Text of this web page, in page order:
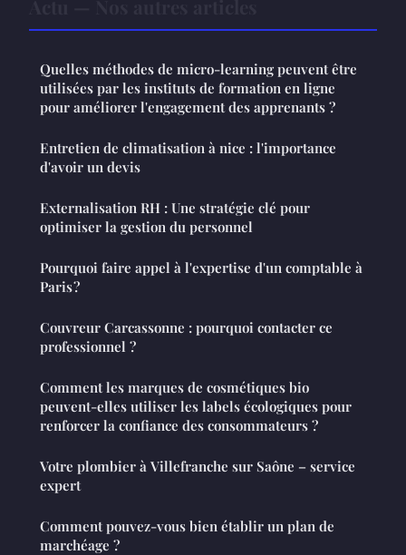
Quelles méthodes de micro-learning peuvent être
utilisées par les instituts de formation en ligne
pour améliorer l'engagement des apprenants ?
Entretien de climatisation à nice : l'importance
d'avoir un devis
Externalisation RH : Une stratégie clé pour
optimiser la gestion du personnel
Pourquoi faire appel à l'expertise d'un comptable à
Paris ?
Couvreur Carcassonne : pourquoi contacter ce
professionnel ?
Comment les marques de cosmétiques bio
peuvent-elles utiliser les labels écologiques pour
renforcer la confiance des consommateurs ?
Votre plombier à Villefranche sur Saône – service
expert
Comment pouvez-vous bien établir un plan de
marchéage ?